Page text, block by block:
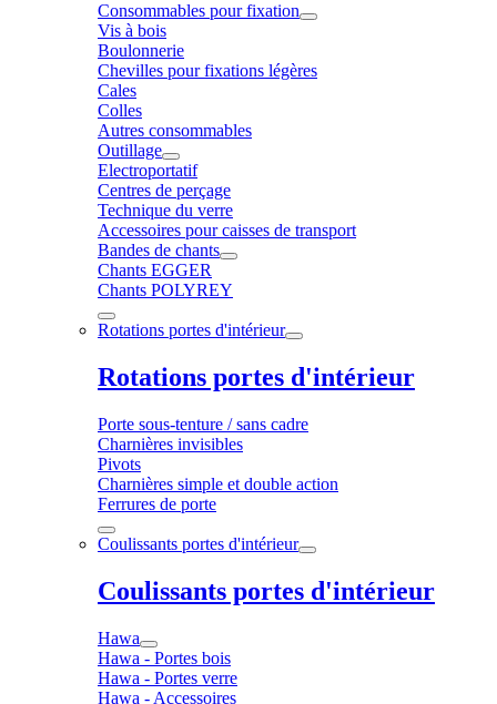
Consommables pour fixation
Vis à bois
Boulonnerie
Chevilles pour fixations légères
Cales
Colles
Autres consommables
Outillage
Electroportatif
Centres de perçage
Technique du verre
Accessoires pour caisses de transport
Bandes de chants
Chants EGGER
Chants POLYREY
Rotations portes d'intérieur
Rotations portes d'intérieur
Porte sous-tenture / sans cadre
Charnières invisibles
Pivots
Charnières simple et double action
Ferrures de porte
Coulissants portes d'intérieur
Coulissants portes d'intérieur
Hawa
Hawa - Portes bois
Hawa - Portes verre
Hawa - Accessoires